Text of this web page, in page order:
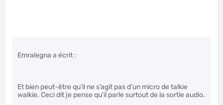
Emralegna a écrit :
Et bien peut-être qu’il ne s’agit pas d’un micro de talkie
walkie. Ceci dit je pense qu’il parle surtout de la sortie audio.